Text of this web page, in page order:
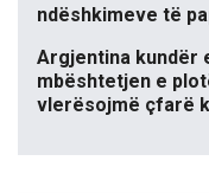
ndëshkimeve të
Argjentina kundër
mbështetjen e
vlerësojmë çfarë